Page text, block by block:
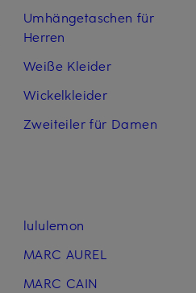
Umhängetaschen für
Herren
Weiße Kleider
Wickelkleider
Zweiteiler für Damen
lululemon
MARC AUREL
MARC CAIN